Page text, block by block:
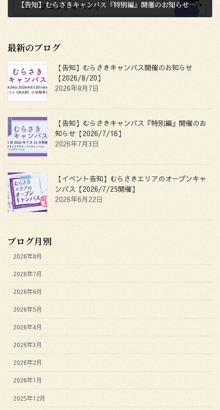
【告知】むらさきキャンパス『特別編』開催のお知らせ【2026/7/16】
最新のブログ
【告知】むらさきキャンパス開催のお知らせ
【2026/8/20】
2026年8月7日
【告知】むらさきキャンパス『特別編』開催のお
知らせ【2026/7/16】
2026年7月3日
【イベント告知】むらさきエリアのオープンキャ
ンパス【2026/7/25開催】
2026年6月22日
ブログ月別
2026年8月
2026年7月
2026年6月
2026年5月
2026年4月
2026年3月
2026年2月
2026年1月
2025年12月